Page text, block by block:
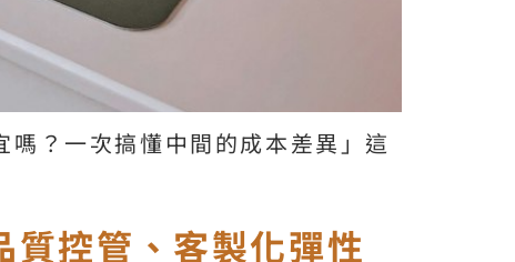
？一次搞懂中間的成本差異」這
控管、客製化彈性